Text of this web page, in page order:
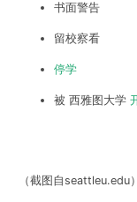
书面警告
留校察看
停学
被 西雅图大学
（截图自seattleu.edu）